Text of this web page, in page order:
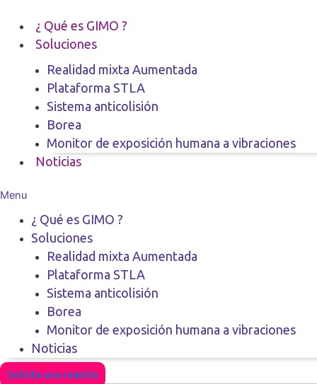
contenido
¿ Qué es GIMO ?
Soluciones
Realidad mixta Aumentada
Plataforma STLA
Sistema anticolisión
Borea
Monitor de exposición humana a vibraciones
Noticias
Menu
¿ Qué es GIMO ?
Soluciones
Realidad mixta Aumentada
Plataforma STLA
Sistema anticolisión
Borea
Monitor de exposición humana a vibraciones
Noticias
Solicita una reunión